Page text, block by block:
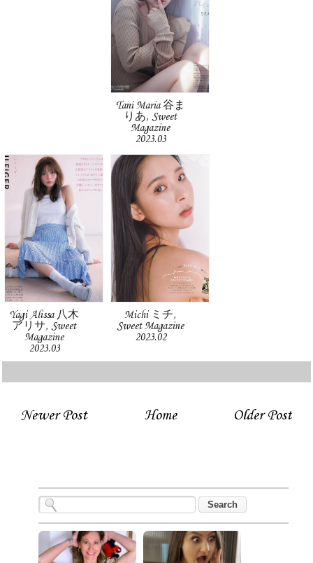
Tani Maria 谷ま
りあ, Sweet
Magazine
2023.03
Yagi Alissa 八木
アリサ, Sweet
Magazine
2023.03
Michi ミチ,
Sweet Magazine
2023.02
Newer Post Older Post
Home